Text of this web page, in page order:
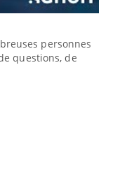
personnes
questions, de